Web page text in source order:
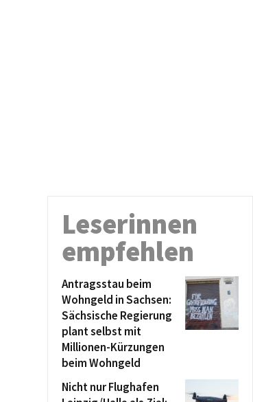
Leserinnen
empfehlen
Antragsstau beim
Wohngeld in Sachsen:
Sächsische Regierung
plant selbst mit
Millionen-Kürzungen
beim Wohngeld
Nicht nur Flughafen